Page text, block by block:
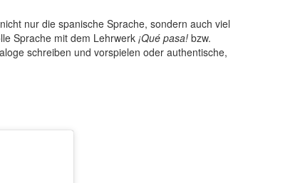
nur die spanische Sprache, sondern auch viel
Sprache mit dem Lehrwerk ¡Qué pasa! bzw.
schreiben und vorspielen oder authentische,